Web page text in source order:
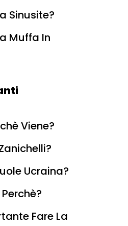
Sinusite?
Muffa In
Viene?
Ucraina?
Fare La